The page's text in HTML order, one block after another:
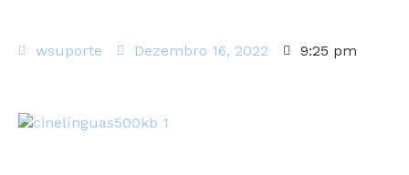
wsuporte Dezembro 16, 2022 9:25 pm